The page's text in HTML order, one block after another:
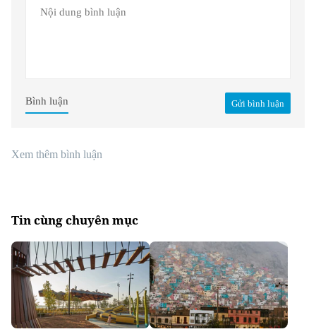
Gửi bình luận
Bình luận
Xem thêm bình luận
Tin cùng chuyên mục